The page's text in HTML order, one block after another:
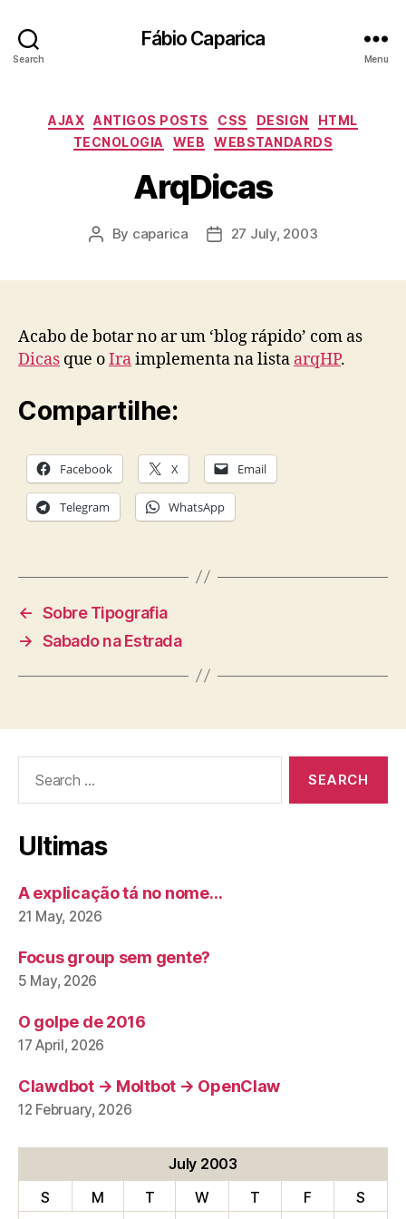
Search
Fábio Caparica
Menu
Categories
AJAX ANTIGOS POSTS CSS DESIGN
HTML
TECNOLOGIA
WEB WEBSTANDARDS
ArqDicas
Post
By caparica
Post27 July, 2003
Acabo de botar no ar um ‘blog rápido’ com as
Dicas que oIraimplementa na lista arqHP.
Compartilhe:
Facebook X Email
Telegram WhatsApp
← Sobre Tipografia
→ Sabado na Estrada
Ultimas
A explicação tá no nome…
21 May, 2026
Focus group sem gente?
5 May, 2026
O golpe de 2016
17 April, 2026
Clawdbot → Moltbot → OpenClaw
12 February, 2026
July 2003
S
M T W T F
S